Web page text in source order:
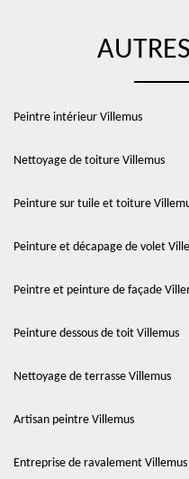
Peintre intérieur Villemus
Nettoyage de toiture Villemus
Peinture sur tuile et toiture
Peinture et décapage de volet
Peintre et peinture de façade
Peinture dessous de toit Villemus
Nettoyage de terrasse Villemus
Artisan peintre Villemus
Entreprise de ravalement Villemus